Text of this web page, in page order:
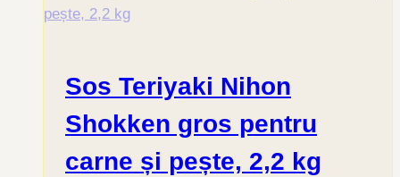
Sos Teriyaki Nihon
Shokken gros pentru
carne și pește, 2,2 kg